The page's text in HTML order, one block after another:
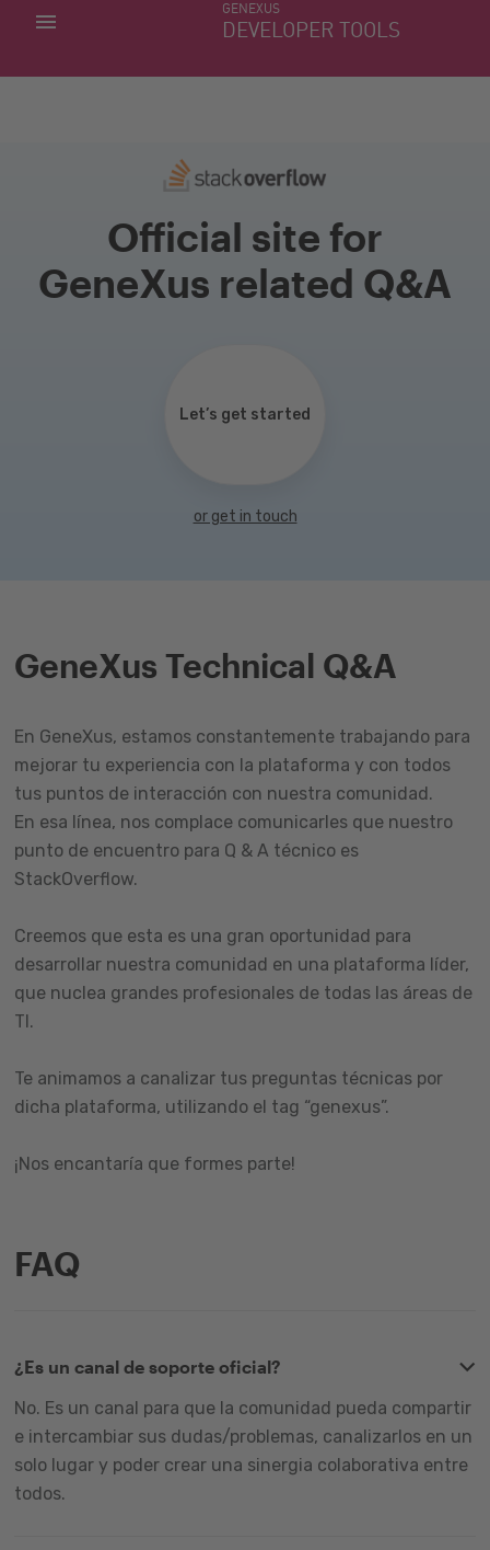
GENEXUS
DEVELOPER TOOLS
MIS APLICACIONES
Official site for
GeneXus related Q&A
Let’s get started
or get in touch
GeneXus Technical Q&A
En GeneXus, estamos constantemente trabajando para
mejorar tu experiencia con la plataforma y con todos
tus puntos de interacción con nuestra comunidad.
En esa línea, nos complace comunicarles que nuestro
punto de encuentro para Q & A técnico es
StackOverflow.
Creemos que esta es una gran oportunidad para
desarrollar nuestra comunidad en una plataforma líder,
que nuclea grandes profesionales de todas las áreas de
TI.
Te animamos a canalizar tus preguntas técnicas por
dicha plataforma, utilizando el tag “genexus”.
¡Nos encantaría que formes parte!
FAQ
¿Es un canal de soporte oficial?
No. Es un canal para que la comunidad pueda compartir
e intercambiar sus dudas/problemas, canalizarlos en un
solo lugar y poder crear una sinergia colaborativa entre
todos.